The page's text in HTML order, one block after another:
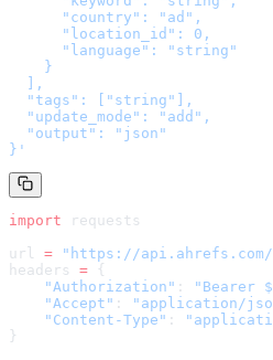
      "country": "ad",
      "location_id": 0,
      "language": "string"
    }
  ],
  "tags": ["string"],
  "update_mode": "add",
  "output": "json"
} '
import requests
url = " https://api.ahrefs.com/
headers = {
    "Authorization"
: "Bearer
    "Accept"
: "application/
    "Content-Type"
:
}